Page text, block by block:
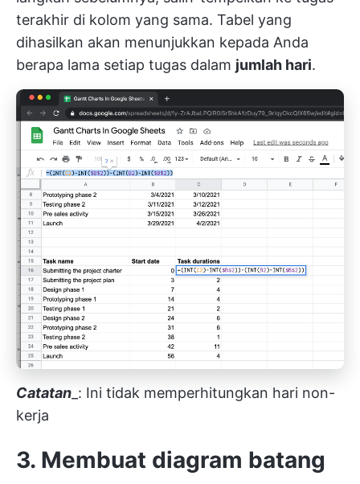
terakhir di kolom yang sama. Tabel yang
dihasilkan akan menunjukkan kepada Anda
berapa lama setiap tugas dalam jumlah hari.
Catatan _: Ini tidak memperhitungkan hari non-
kerja
3. Membuat diagram batang